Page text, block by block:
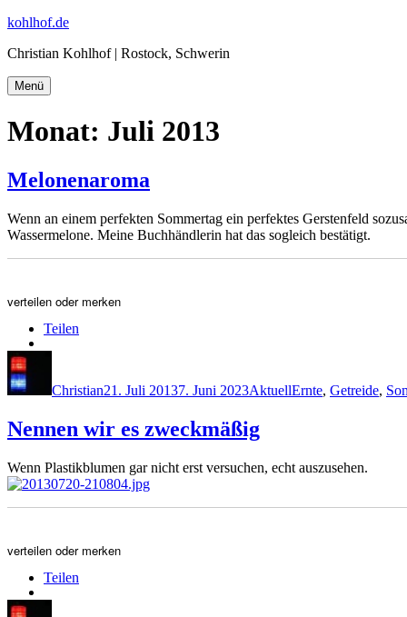
Zum
springen
kohlhof.de
Christian Kohlhof | Rostock, Schwerin
Menü
Monat: Juli 2013
Melonenaroma
Wenn an einem perfekten Sommertag ein perfektes Gerstenfeld
Wassermelone. Meine Buchhändlerin hat das sogleich bestätigt.
verteilen oder merken
Teilen
Christian21. Juli 20137. Juni 2023AktuellErnte, Getreide,
Nennen wir es zweckmäßig
Wenn Plastikblumen gar nicht erst versuchen, echt auszusehen.
verteilen oder merken
Teilen